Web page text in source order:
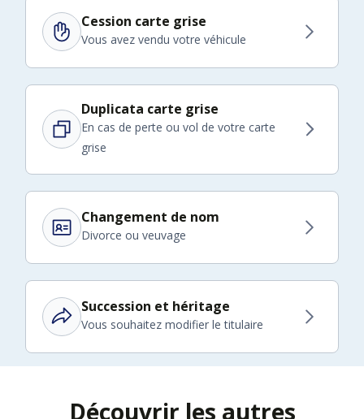
Cession carte grise
Vous avez vendu votre véhicule
Duplicata carte grise
En cas de perte ou vol de votre carte
grise
Changement de nom
Divorce ou veuvage
Succession et héritage
Vous souhaitez modifier le titulaire
Découvrir les autres